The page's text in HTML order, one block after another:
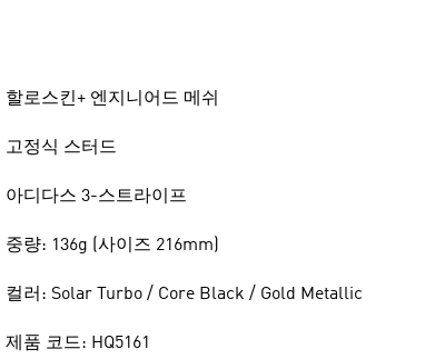
할로스킨+ 엔지니어드 메쉬
고정식 스터드
아디다스 3-스트라이프
중량: 136g (사이즈 216mm)
컬러: Solar Turbo / Core Black / Gold Metallic
제품 코드: HQ5161